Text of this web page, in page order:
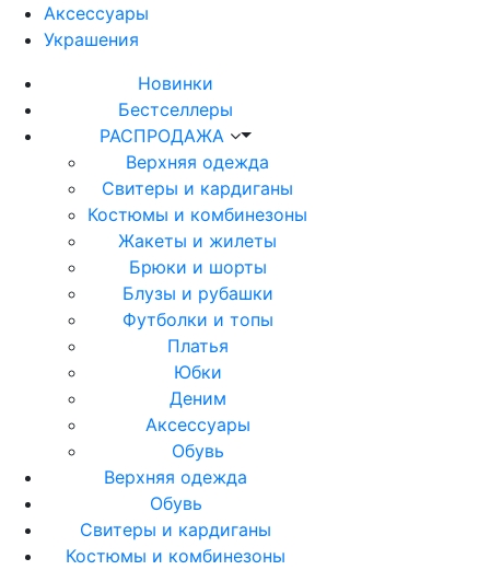
Аксессуары
Украшения
Новинки
Бестселлеры
РАСПРОДАЖА
Верхняя одежда
Свитеры и кардиганы
Костюмы и комбинезоны
Жакеты и жилеты
Брюки и шорты
Блузы и рубашки
Футболки и топы
Платья
Юбки
Деним
Аксессуары
Обувь
Верхняя одежда
Обувь
Свитеры и кардиганы
Костюмы и комбинезоны